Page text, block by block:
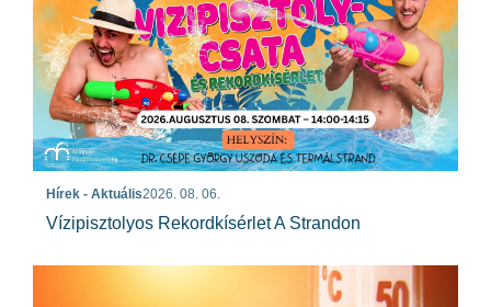
Hírek - Aktuális2026. 08. 06.
Vízipisztolyos Rekordkísérlet A Strandon